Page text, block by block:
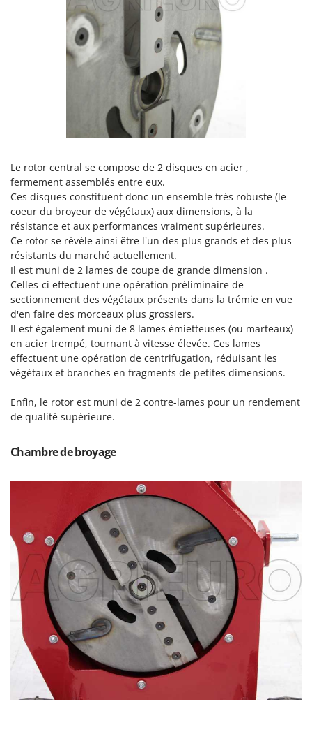
Transpalettes
Treuils de débardage
Tronçonneuses
Vêtements de Sécurité
Vibroculteurs à tracteur
Linea VZ
Lotusgrill
Macte Ovens
MAMMAMIA
Marcato
Marina Systems
Master
Mastercook
Masterpro
McCulloch
MCH
Michelin
Mille
Mockmill
MOSA
N
New O.M.R.A.
Nilfisk
Ninja
Novatec
Novital
NuAir
NuovaFac
Le rotor central se compose de 2 disques en acier ,
fermement assemblés entre eux.
Ces disques constituent donc un ensemble très robuste (le
coeur du broyeur de végétaux) aux dimensions, à la
résistance et aux performances vraiment supérieures.
Ce rotor se révèle ainsi être l'un des plus grands et des plus
résistants du marché actuellement.
Il est muni de 2 lames de coupe de grande dimension .
Celles-ci effectuent une opération préliminaire de
sectionnement des végétaux présents dans la trémie en vue
d'en faire des morceaux plus grossiers.
Il est également muni de 8 lames émietteuses (ou marteaux)
en acier trempé, tournant à vitesse élevée. Ces lames
effectuent une opération de centrifugation, réduisant les
végétaux et branches en fragments de petites dimensions.
Enfin, le rotor est muni de 2 contre-lames pour un rendement
de qualité supérieure.
Chambre de broyage